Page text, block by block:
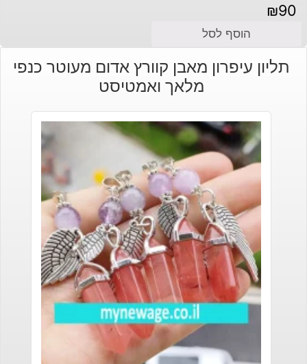
₪90
הוסף לסל
תליון עיפרון מאבן קוורץ אדום מעוטר כנפי
מלאך ואמטיסט